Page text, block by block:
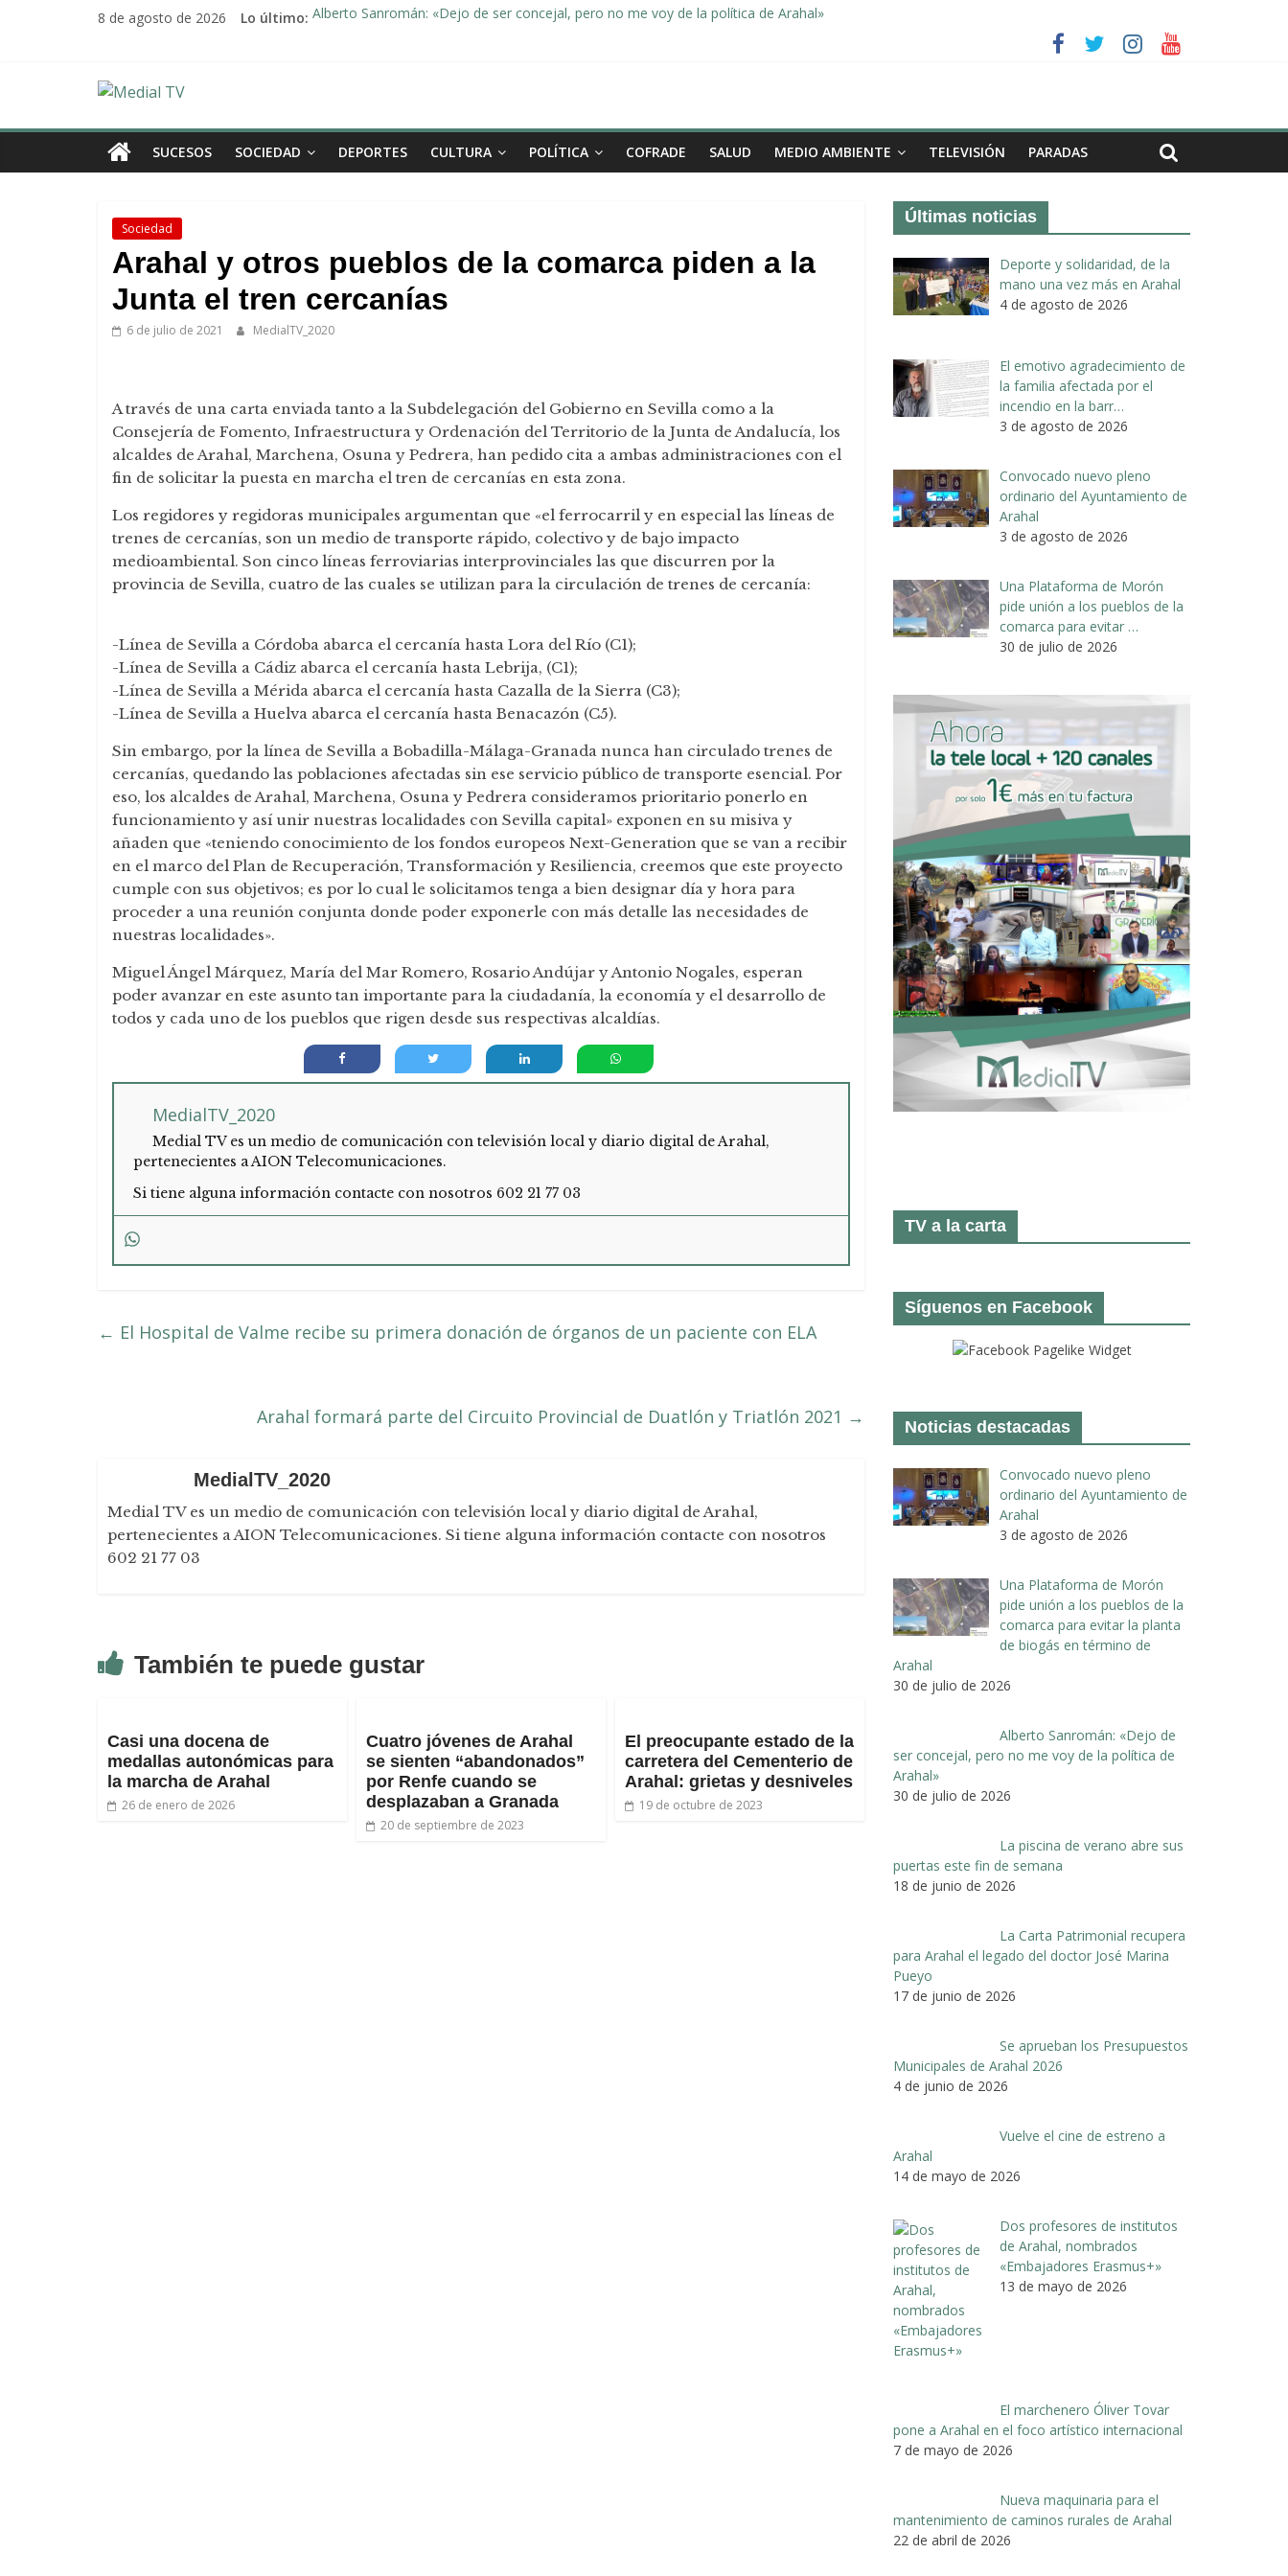
8 de agosto de 2026 Lo último: Alberto Sanromán: «Dejo de ser concejal, pero no me voy de la política de Arahal»
Medial
TV
diario
digital
televisión
de
Arahal
SUCESOS SOCIEDAD DEPORTES CULTURA POLÍTICA COFRADE SALUD MEDIO AMBIENTE TELEVISIÓN PARADAS
Sociedad
Arahal y otros pueblos de la comarca piden a la
Junta el tren cercanías
6 de julio de 2021 MedialTV_2020
A través de una carta enviada tanto a la Subdelegación del Gobierno en Sevilla como a la
Consejería de Fomento, Infraestructura y Ordenación del Territorio de la Junta de Andalucía, los
alcaldes de Arahal, Marchena, Osuna y Pedrera, han pedido cita a ambas administraciones con el
fin de solicitar la puesta en marcha el tren de cercanías en esta zona.
Los regidores y regidoras municipales argumentan que «el ferrocarril y en especial las líneas de
trenes de cercanías, son un medio de transporte rápido, colectivo y de bajo impacto
medioambiental. Son cinco líneas ferroviarias interprovinciales las que discurren por la
provincia de Sevilla, cuatro de las cuales se utilizan para la circulación de trenes de cercanía:
-Línea de Sevilla a Córdoba abarca el cercanía hasta Lora del Río (C1);
-Línea de Sevilla a Cádiz abarca el cercanía hasta Lebrija, (C1);
-Línea de Sevilla a Mérida abarca el cercanía hasta Cazalla de la Sierra (C3);
-Línea de Sevilla a Huelva abarca el cercanía hasta Benacazón (C5).
Sin embargo, por la línea de Sevilla a Bobadilla-Málaga-Granada nunca han circulado trenes de
cercanías, quedando las poblaciones afectadas sin ese servicio público de transporte esencial. Por
eso, los alcaldes de Arahal, Marchena, Osuna y Pedrera consideramos prioritario ponerlo en
funcionamiento y así unir nuestras localidades con Sevilla capital» exponen en su misiva y
añaden que «teniendo conocimiento de los fondos europeos Next-Generation que se van a recibir
en el marco del Plan de Recuperación, Transformación y Resiliencia, creemos que este proyecto
cumple con sus objetivos; es por lo cual le solicitamos tenga a bien designar día y hora para
proceder a una reunión conjunta donde poder exponerle con más detalle las necesidades de
nuestras localidades».
Miguel Ángel Márquez, María del Mar Romero, Rosario Andújar y Antonio Nogales, esperan
poder avanzar en este asunto tan importante para la ciudadanía, la economía y el desarrollo de
todos y cada uno de los pueblos que rigen desde sus respectivas alcaldías.
MedialTV_2020
Medial TV es un medio de comunicación con televisión local y diario digital de Arahal,
pertenecientes a AION Telecomunicaciones.
Si tiene alguna información contacte con nosotros 602 21 77 03
← El Hospital de Valme recibe su primera donación de órganos de un paciente con ELA
Arahal formará parte del Circuito Provincial de Duatlón y Triatlón 2021 →
MedialTV_2020
Medial TV es un medio de comunicación con televisión local y diario digital de Arahal,
pertenecientes a AION Telecomunicaciones. Si tiene alguna información contacte con nosotros
602 21 77 03
También te puede gustar
Casi una docena de
medallas autonómicas para
la marcha de Arahal
26 de enero de 2026
Cuatro jóvenes de Arahal
se sienten “abandonados”
por Renfe cuando se
desplazaban a Granada
20 de septiembre de 2023
El preocupante estado de la
carretera del Cementerio de
Arahal: grietas y desniveles
19 de octubre de 2023
Últimas noticias
Deporte y solidaridad, de la
mano una vez más en Arahal
4 de agosto de 2026
El emotivo agradecimiento de
la familia afectada por el
incendio en la barr…
3 de agosto de 2026
Convocado nuevo pleno
ordinario del Ayuntamiento de
Arahal
3 de agosto de 2026
Una Plataforma de Morón
pide unión a los pueblos de la
comarca para evitar …
30 de julio de 2026
TV a la carta
Síguenos en Facebook
Noticias destacadas
Convocado nuevo pleno
ordinario del Ayuntamiento de
Arahal
3 de agosto de 2026
Una Plataforma de Morón
pide unión a los pueblos de la
comarca para evitar la planta
de biogás en término de
Arahal
30 de julio de 2026
Alberto Sanromán: «Dejo de
ser concejal, pero no me voy de la política de
Arahal»
30 de julio de 2026
La piscina de verano abre sus
puertas este fin de semana
18 de junio de 2026
La Carta Patrimonial recupera
para Arahal el legado del doctor José Marina
Pueyo
17 de junio de 2026
Se aprueban los Presupuestos
Municipales de Arahal 2026
4 de junio de 2026
Vuelve el cine de estreno a
Arahal
14 de mayo de 2026
Dos profesores de institutos
de Arahal, nombrados
«Embajadores Erasmus+»
13 de mayo de 2026
El marchenero Óliver Tovar
pone a Arahal en el foco artístico internacional
7 de mayo de 2026
Nueva maquinaria para el
mantenimiento de caminos rurales de Arahal
22 de abril de 2026